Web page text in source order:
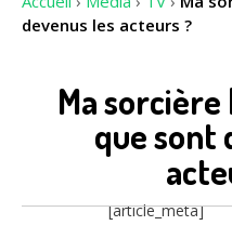
devenus les acteurs ?
Ma
que sont
[article_meta]